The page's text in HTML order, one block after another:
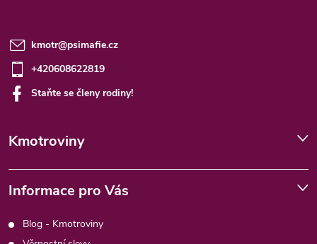
kmotr@psimafie.cz
+420608622819
Staňte se členy rodiny!
Kmotroviny
Informace pro Vás
Blog - Kmotroviny